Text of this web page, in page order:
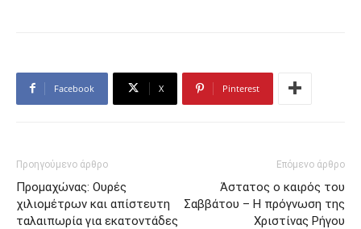
Facebook X Pinterest
Προηγούμενο άρθρο
Προμαχώνας: Ουρές
χιλιομέτρων και απίστευτη
ταλαιπωρία για εκατοντάδες
Επόμενο άρθρο
Άστατος ο καιρός του
Σαββάτου – Η πρόγνωση της
Χριστίνας Ρήγου